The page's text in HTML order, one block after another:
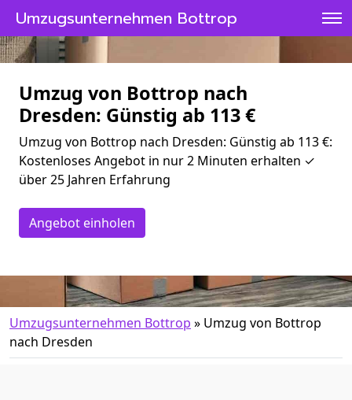
Umzugsunternehmen Bottrop
Umzug von Bottrop nach
Dresden: Günstig ab 113 €
Umzug von Bottrop nach Dresden: Günstig ab 113 €:
Kostenloses Angebot in nur 2 Minuten erhalten ✓
über 25 Jahren Erfahrung
Angebot einholen
Umzugsunternehmen Bottrop » Umzug von Bottrop
nach Dresden